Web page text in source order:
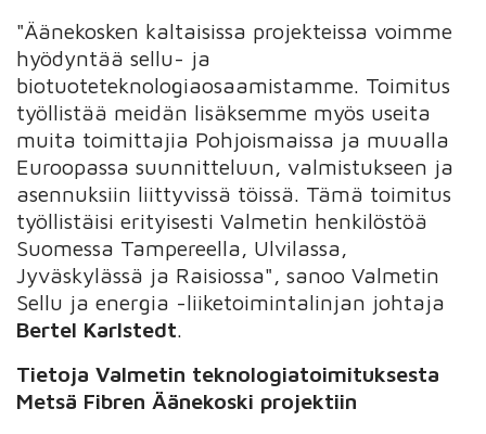
"Äänekosken kaltaisissa projekteissa voimme
hyödyntää sellu- ja
biotuoteteknologiaosaamistamme. Toimitus
työllistää meidän lisäksemme myös useita
muita toimittajia Pohjoismaissa ja muualla
Euroopassa suunnitteluun, valmistukseen ja
asennuksiin liittyvissä töissä. Tämä toimitus
työllistäisi erityisesti Valmetin henkilöstöä
Suomessa Tampereella, Ulvilassa,
Jyväskylässä ja Raisiossa", sanoo Valmetin
Sellu ja energia -liiketoimintalinjan johtaja
Bertel Karlstedt
Tietoja Valmetin teknologiatoimituksesta
Metsä Fibren Äänekoski projektiin